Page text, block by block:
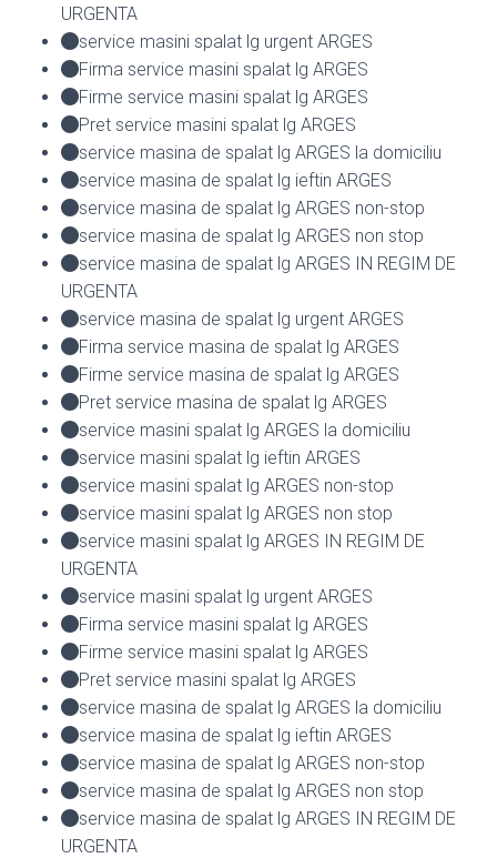
URGENTA
service masini spalat lg urgent ARGES
Firma service masini spalat lg ARGES
Firme service masini spalat lg ARGES
Pret service masini spalat lg ARGES
service masina de spalat lg ARGES la domiciliu
service masina de spalat lg ieftin ARGES
service masina de spalat lg ARGES non-stop
service masina de spalat lg ARGES non stop
service masina de spalat lg ARGES IN REGIM DE
URGENTA
service masina de spalat lg urgent ARGES
Firma service masina de spalat lg ARGES
Firme service masina de spalat lg ARGES
Pret service masina de spalat lg ARGES
service masini spalat lg ARGES la domiciliu
service masini spalat lg ieftin ARGES
service masini spalat lg ARGES non-stop
service masini spalat lg ARGES non stop
service masini spalat lg ARGES IN REGIM DE
URGENTA
service masini spalat lg urgent ARGES
Firma service masini spalat lg ARGES
Firme service masini spalat lg ARGES
Pret service masini spalat lg ARGES
service masina de spalat lg ARGES la domiciliu
service masina de spalat lg ieftin ARGES
service masina de spalat lg ARGES non-stop
service masina de spalat lg ARGES non stop
service masina de spalat lg ARGES IN REGIM DE
URGENTA